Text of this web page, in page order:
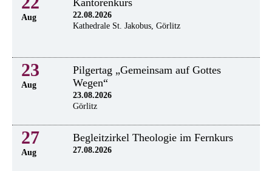
Aug
Kantorenkurs
22.08.2026
Kathedrale St. Jakobus, Görlitz
23
Aug
Pilgertag „Gemeinsam auf Gottes
Wegen“
23.08.2026
Görlitz
27
Aug
Begleitzirkel Theologie im Fernkurs
27.08.2026